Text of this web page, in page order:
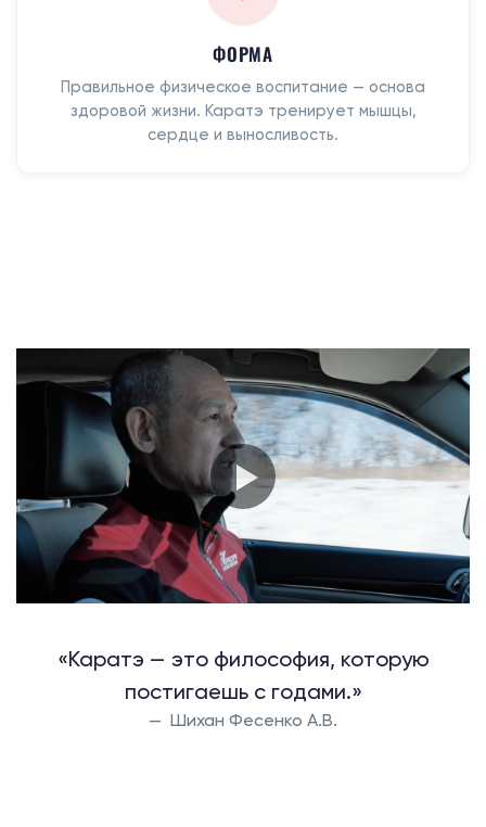
ФОРМА
Правильное физическое воспитание — основа
здоровой жизни. Каратэ тренирует мышцы,
сердце и выносливость.
«Каратэ — это философия, которую
постигаешь с годами.»
Шихан Фесенко А.В.